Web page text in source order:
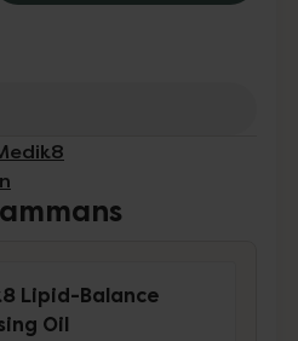
Lipid-Balance
Oil